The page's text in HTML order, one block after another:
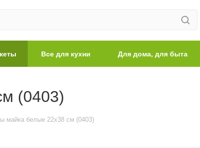
Все для кухни Для дома, для быта
(0403)
майка белые 22х38 см (0403)